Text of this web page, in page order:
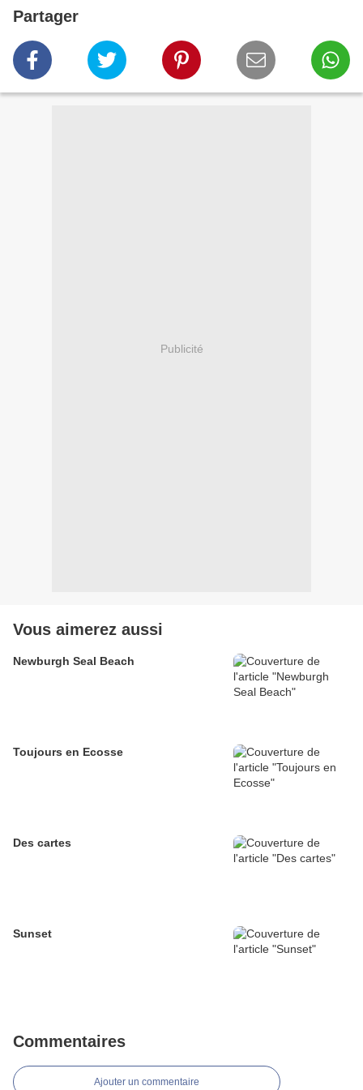
Partager
Publicité
Vous aimerez aussi
Newburgh Seal Beach
Toujours en Ecosse
Des cartes
Sunset
Commentaires
Ajouter un commentaire